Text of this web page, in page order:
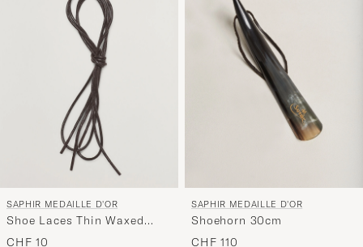
SAPHIR MEDAILLE D'OR
Shoe Laces Thin Waxed
75cm Dark Brown
CHF 10
SAPHIR MEDAILLE D'OR
Shoehorn 30cm
CHF 110